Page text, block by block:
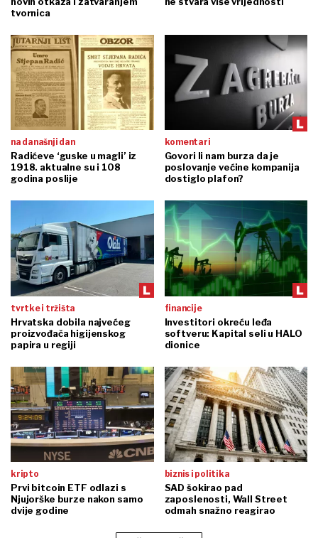
tvornica
na današnji dan
Radićeve ‘guske u magli’ iz
1918. aktualne su i 108
godina poslije
komentari
Govori li nam burza da je
poslovanje većine kompanija
dostiglo plafon?
tvrtke i tržišta
Hrvatska dobila najvećeg
proizvođača higijenskog
papira u regiji
financije
Investitori okreću leđa
softveru: Kapital seli u HALO
dionice
kripto
Prvi bitcoin ETF odlazi s
Njujorške burze nakon samo
dvije godine
biznis i politika
SAD šokirao pad
zaposlenosti, Wall Street
odmah snažno reagirao